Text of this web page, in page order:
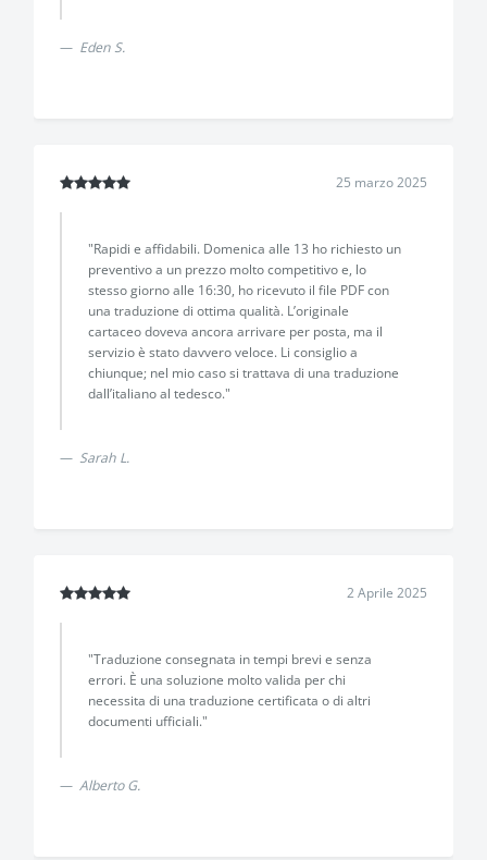
Eden S.
25 marzo 2025
"Rapidi e affidabili. Domenica alle 13 ho richiesto un
preventivo a un prezzo molto competitivo e, lo
stesso giorno alle 16:30, ho ricevuto il file PDF con
una traduzione di ottima qualità. L’originale
cartaceo doveva ancora arrivare per posta, ma il
servizio è stato davvero veloce. Li consiglio a
chiunque; nel mio caso si trattava di una traduzione
dall’italiano al tedesco."
Sarah L.
2 Aprile 2025
"Traduzione consegnata in tempi brevi e senza
errori. È una soluzione molto valida per chi
necessita di una traduzione certificata o di altri
documenti ufficiali."
Alberto G.